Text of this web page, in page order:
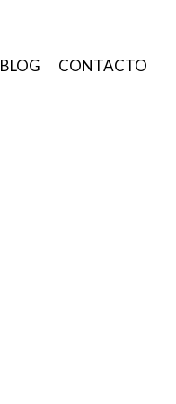
BLOG CONTACTO